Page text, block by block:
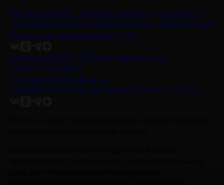
Контакты Об НМГ ДОКПредложите идею Новости
Интервью Рецензии ОбзорыАнонсы Снимается кино
Энциклопедия Проекты НМГ ДОК
Контакты Об НМГ ДОКПредложите идею
Новости Интервью
Рецензии ОбзорыАнонсы
Снимается кино Энциклопедия Проекты НМГ ДОК